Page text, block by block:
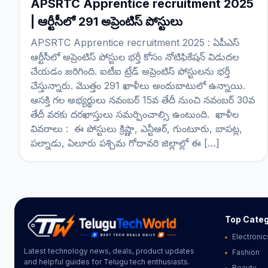
APSRTC Apprentice recruitment 2025
| ఆర్టీసీలో 291 అప్రెంటిస్ పోస్టులు
APSRTC Apprentice recruitment 2025 : ఏపీఎస్
ఆర్టీసీలో అప్రెంటిస్ పోస్టుల భర్తీ కోసం నోటిఫికేషన్ విడుదల
చేయడం జరిగింది. ఐటీఐ ట్రేడ్ అప్రెంటిస్ పోస్టులను భర్తీ
చేస్తున్నారు. మొత్తం 291 ఖాళీలు అందుబాటులో ఉన్నాయి.
ఆసక్తి గల అభ్యర్థులు నవంబర్ 15వ తేదీ నుంచి నవంబర్ 30వ
తేదీ వరకు దరఖాస్తులు సమర్పించాల్సి ఉంటుంది. ఖాళీల
వివరాలు : ఈ పోస్టులు క్రిష్ణా, ఎన్టీఆర్, గుంటూరు, బాపట్ల,
పల్నాడు, ఏలూరు పశ్చిమ గోదావరి జిల్లాల్లో ఈ […]
Latest technology news, deals, product updates
and helpful guides for Telugu tech enthusiasts.
Top
Fashion